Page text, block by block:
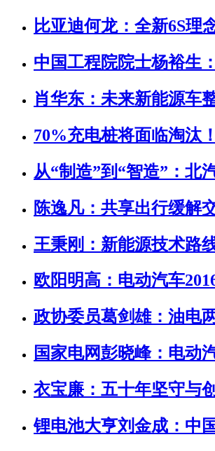
比亚迪何龙：全新6S理
中国工程院院士杨裕生
肖华东：未来新能源车
70%充电桩将面临淘汰
从“制造”到“智造”：北
陈逸凡：共享出行缓解
王秉刚：新能源技术路
欧阳明高：电动汽车
政协委员葛剑雄：油电
国家电网彭晓峰：电动
衣宝廉：五十年坚守与
锂电池大亨刘金成：中